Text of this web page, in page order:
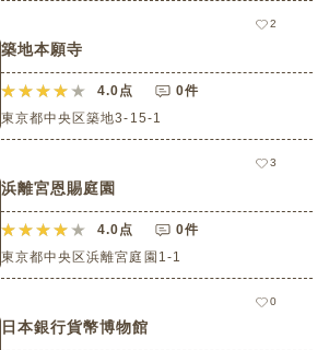
2
築地本願寺
4.0点
0件
東京都中央区築地3-15-1
3
浜離宮恩賜庭園
4.0点
0件
東京都中央区浜離宮庭園1-1
0
日本銀行貨幣博物館